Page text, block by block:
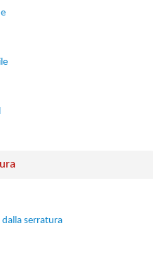
serratura